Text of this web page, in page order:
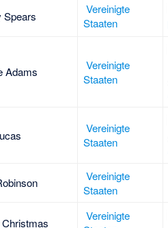
Spears
Vereinigte
Staaten
Adams
Vereinigte
Staaten
Vereinigte
Staaten
Vereinigte
Staaten
Vereinigte